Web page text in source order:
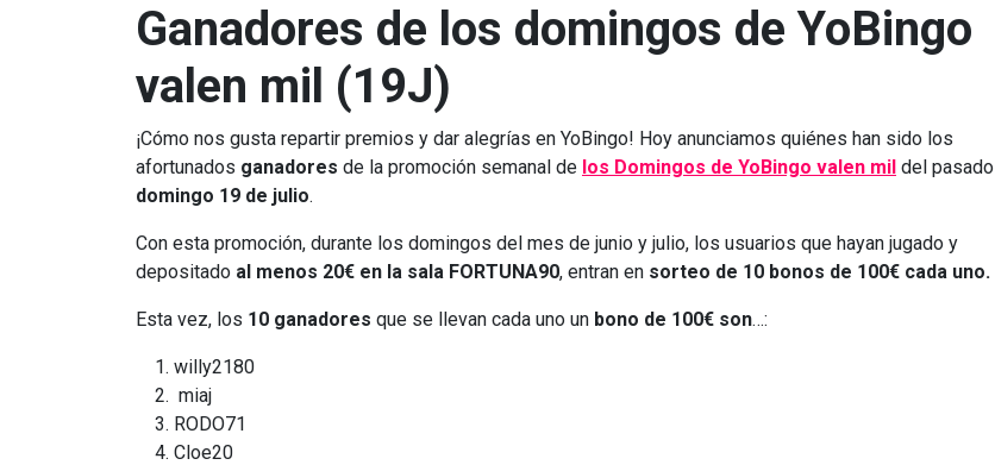
Ganadores de los domingos de YoBingo
valen mil (19J)
¡Cómo nos gusta repartir premios y dar alegrías en YoBingo! Hoy anunciamos quiénes han sido los
afortunados ganadores de la promoción semanal de los Domingos de YoBingo valen mil del pasado
domingo 19 de julio.
Con esta promoción, durante los domingos del mes de junio y julio, los usuarios que hayan jugado y
depositado al menos 20€ en la sala FORTUNA90, entran en sorteo de 10 bonos de 100€ cada uno.
Esta vez, los 10 ganadores que se llevan cada uno un bono de 100€ son…:
willy2180
miaj
RODO71
Cloe20